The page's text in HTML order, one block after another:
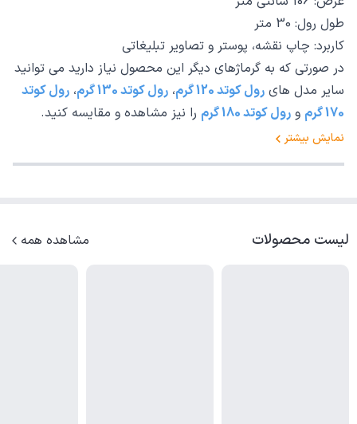
طول رول: 30 متر
کاربرد: چاپ نقشه، پوستر و تصاویر تبلیغاتی
در صورتی که به گرماژهای دیگر این محصول نیاز دارید می توانید
سایر مدل های رول کوتد 120 گرم ، رول کوتد 130 گرم ، رول کوتد
170 گرم
و رول کوتد 180 گرم را نیز مشاهده و مقایسه کنید.
نمایش بیشتر
لیست محصولات مشاهده همه